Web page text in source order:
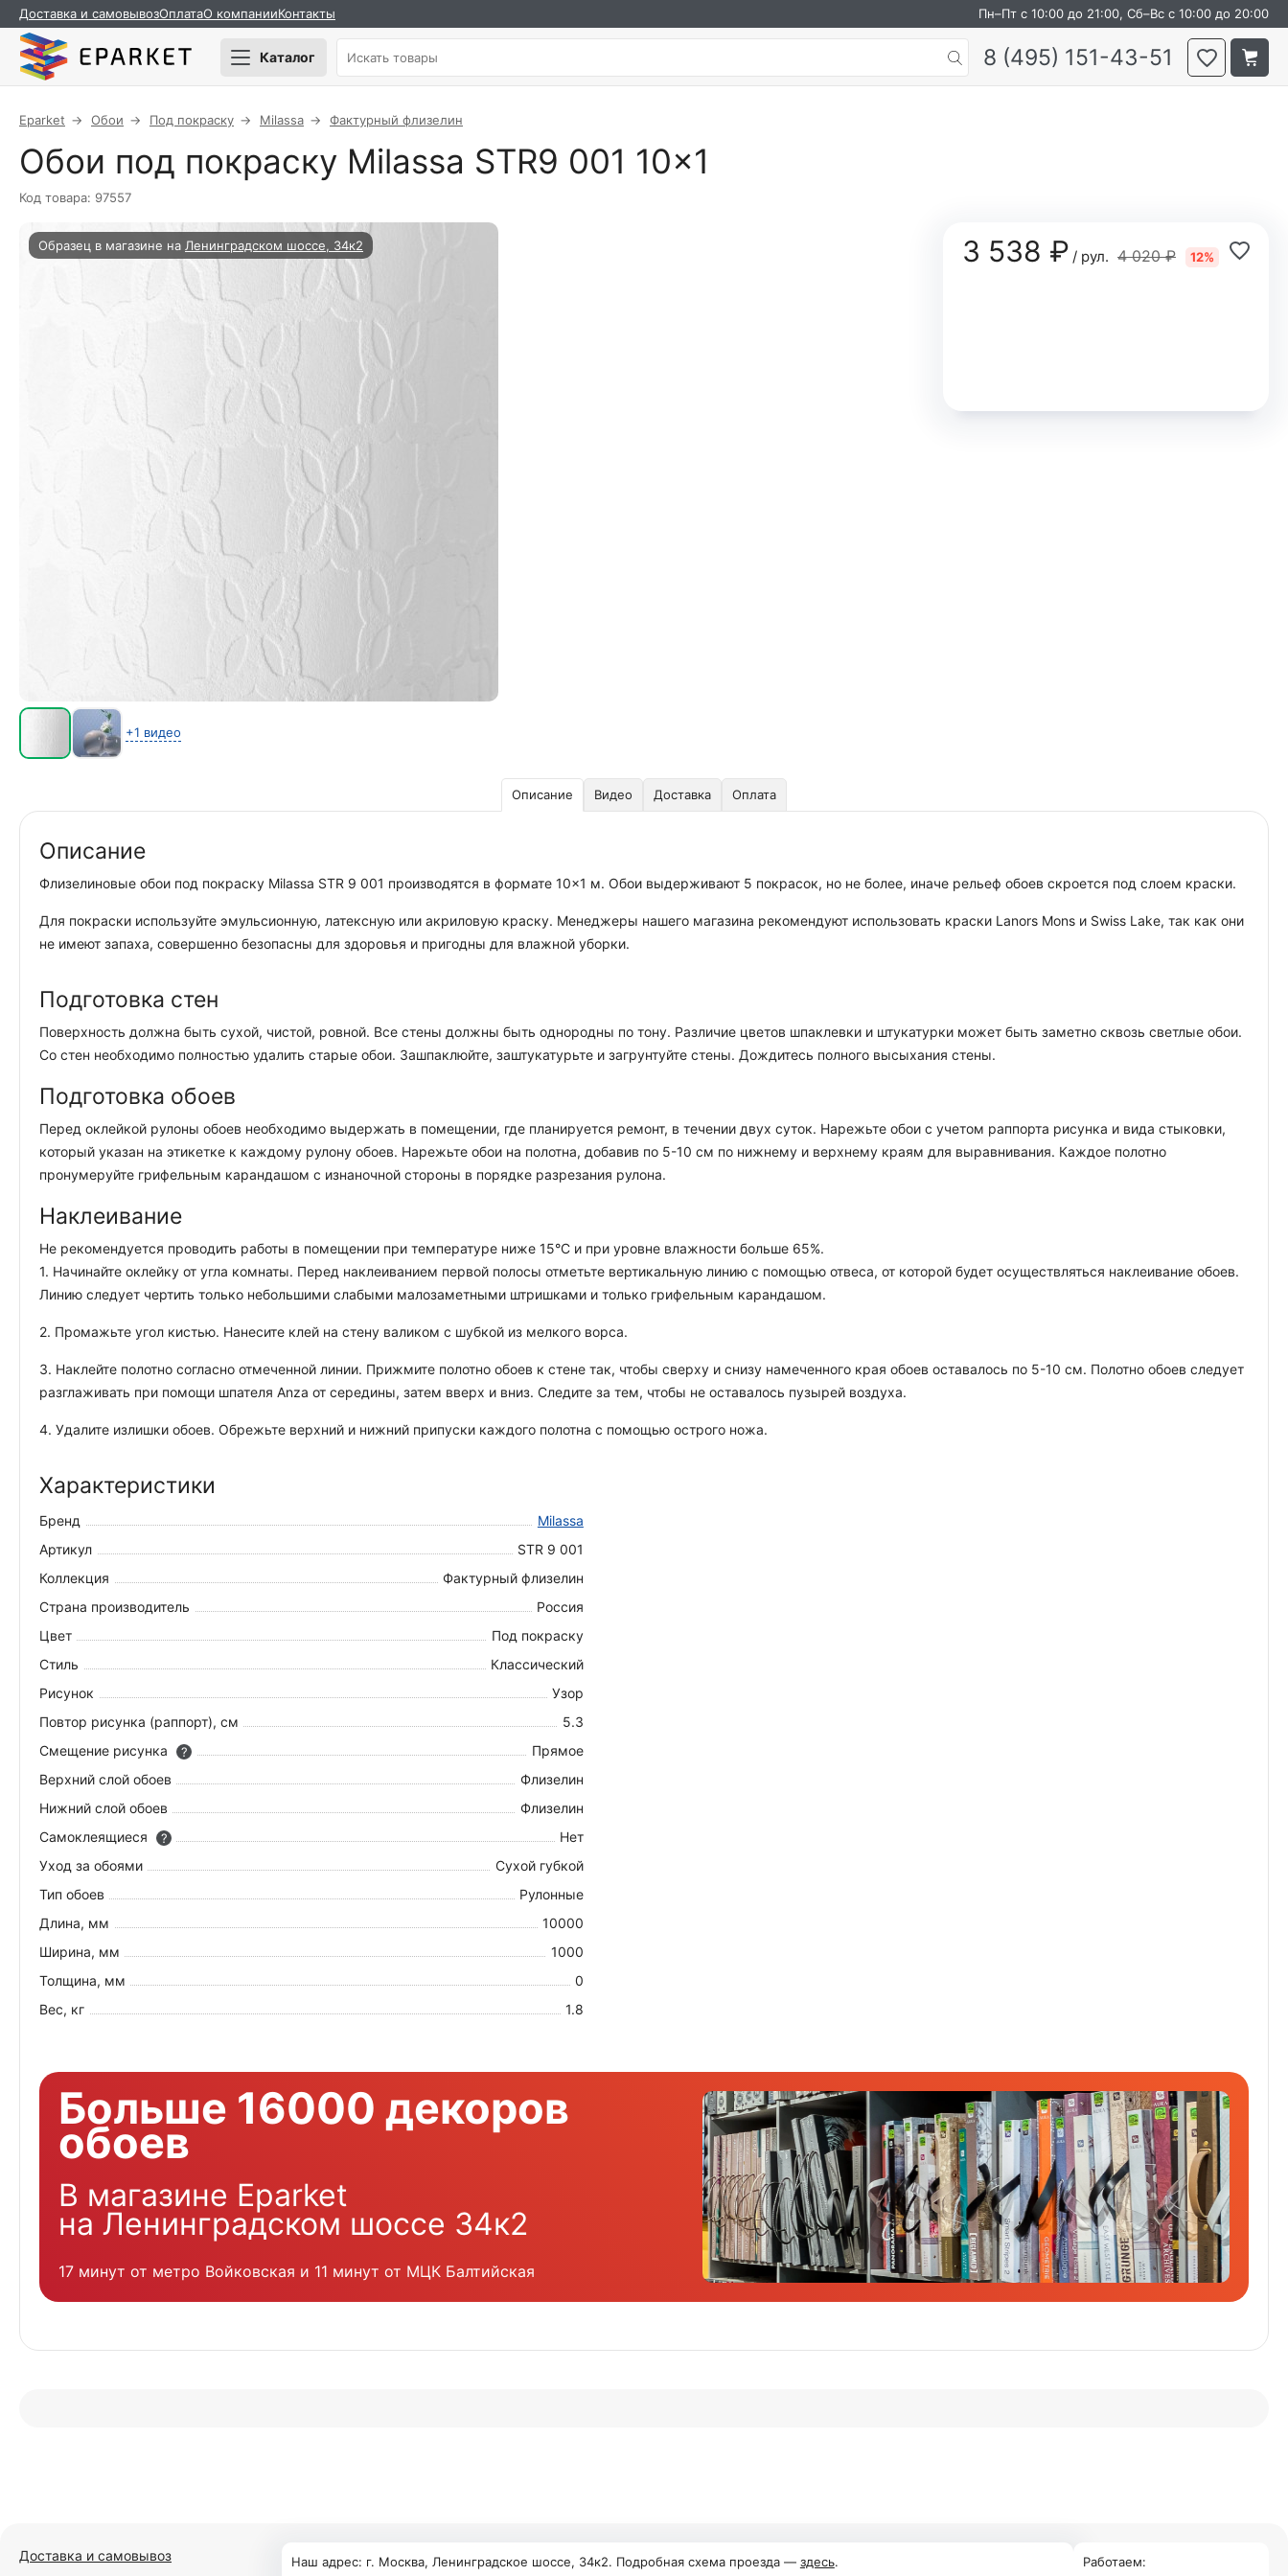
Доставка и самовывозОплатаО компанииКонтакты Пн–Пт с 10:00 до 21:00, Сб–Вс с 10:00 до 20:00
Каталог 8 (495) 151-43-51
Eparket Обои Под покраску Milassa Фактурный флизелин
Обои под покраску Milassa STR9 001 10×1
Код товара: 97557
Образец в магазине на Ленинградском шоссе, 34к2
+1 видео
3 538 ₽/ рул. 4 020 ₽ 12%
Описание Видео Доставка Оплата
Описание
Флизелиновые обои под покраску Milassa STR 9 001 производятся в формате 10×1 м. Обои выдерживают 5 покрасок, но не более, иначе рельеф обоев скроется под слоем краски.
Для покраски используйте эмульсионную, латексную или акриловую краску. Менеджеры нашего магазина рекомендуют использовать краски Lanors Mons и Swiss Lake, так как они
не имеют запаха, совершенно безопасны для здоровья и пригодны для влажной уборки.
Подготовка стен
Поверхность должна быть сухой, чистой, ровной. Все стены должны быть однородны по тону. Различие цветов шпаклевки и штукатурки может быть заметно сквозь светлые обои.
Со стен необходимо полностью удалить старые обои. Зашпаклюйте, заштукатурьте и загрунтуйте стены. Дождитесь полного высыхания стены.
Подготовка обоев
Перед оклейкой рулоны обоев необходимо выдержать в помещении, где планируется ремонт, в течении двух суток. Нарежьте обои с учетом раппорта рисунка и вида стыковки,
который указан на этикетке к каждому рулону обоев. Нарежьте обои на полотна, добавив по 5-10 см по нижнему и верхнему краям для выравнивания. Каждое полотно
пронумеруйте грифельным карандашом с изнаночной стороны в порядке разрезания рулона.
Наклеивание
Не рекомендуется проводить работы в помещении при температуре ниже 15°С и при уровне влажности больше 65%.
1. Начинайте оклейку от угла комнаты. Перед наклеиванием первой полосы отметьте вертикальную линию с помощью отвеса, от которой будет осуществляться наклеивание обоев.
Линию следует чертить только небольшими слабыми малозаметными штришками и только грифельным карандашом.
2. Промажьте угол кистью. Нанесите клей на стену валиком с шубкой из мелкого ворса.
3. Наклейте полотно согласно отмеченной линии. Прижмите полотно обоев к стене так, чтобы сверху и снизу намеченного края обоев оставалось по 5-10 см. Полотно обоев следует
разглаживать при помощи шпателя Anza от середины, затем вверх и вниз. Следите за тем, чтобы не оставалось пузырей воздуха.
4. Удалите излишки обоев. Обрежьте верхний и нижний припуски каждого полотна с помощью острого ножа.
Характеристики
Бренд
Milassa
Артикул
STR 9 001
Коллекция
Фактурный флизелин
Страна производитель
Россия
Цвет
Под покраску
Стиль
Классический
Рисунок
Узор
Повтор рисунка (раппорт), см
5.3
Смещение рисунка
?
Прямое
Верхний слой обоев
Флизелин
Нижний слой обоев
Флизелин
Самоклеящиеся
?
Нет
Уход за обоями
Сухой губкой
Тип обоев
Рулонные
Длина, мм
10000
Ширина, мм
1000
Толщина, мм
0
Вес, кг
1.8
Больше 16000 декоров
обоев
В магазине Eparket
на Ленинградском шоссе 34к2
17 минут от метро Войковская и 11 минут от МЦК Балтийская
Доставка и самовывоз
Наш адрес: г. Москва, Ленинградское шоссе, 34к2. Подробная схема проезда — здесь.
Работаем: